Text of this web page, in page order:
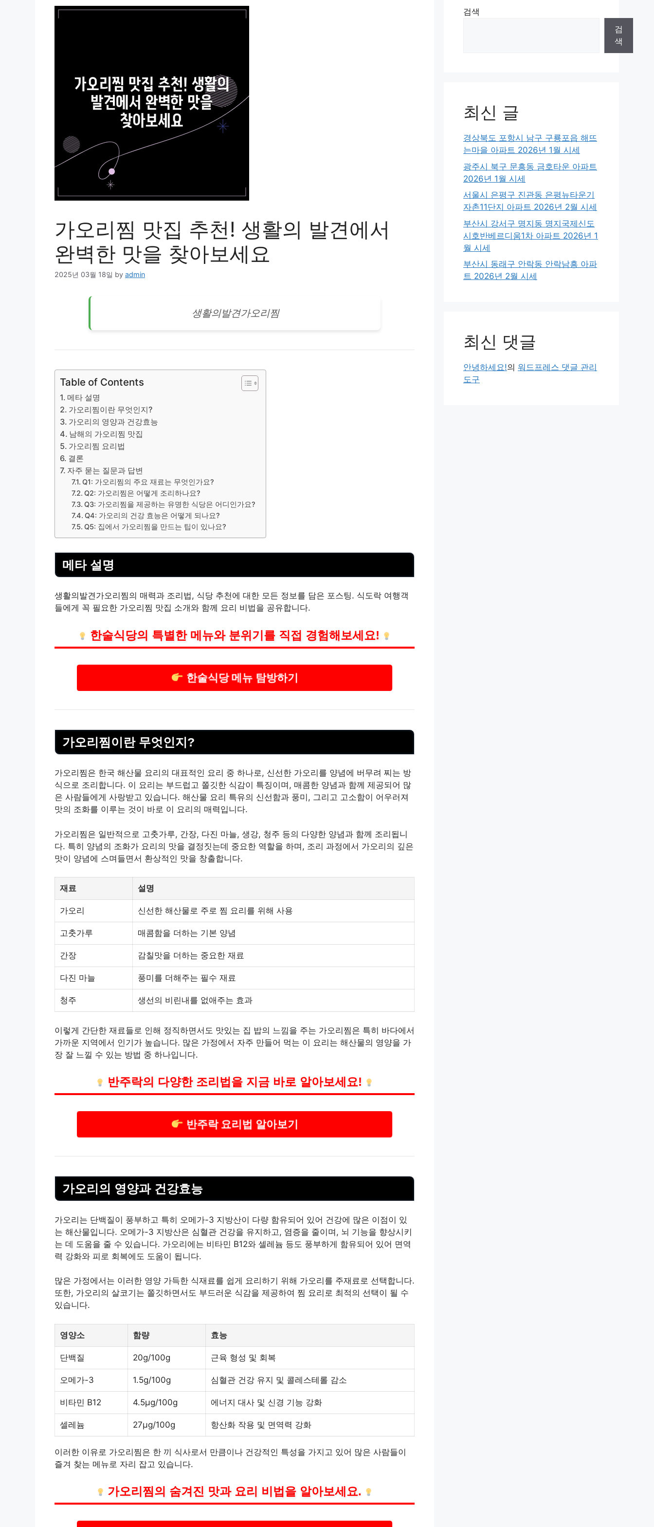
가오리찜 맛집 추천! 생활의 발견에서
완벽한 맛을 찾아보세요
2025년 03월 18일 by admin
생활의발견가오리찜
Table of Contents
메타 설명
가오리찜이란 무엇인지?
가오리의 영양과 건강효능
남해의 가오리찜 맛집
가오리찜 요리법
결론
자주 묻는 질문과 답변
Q1: 가오리찜의 주요 재료는 무엇인가요?
Q2: 가오리찜은 어떻게 조리하나요?
Q3: 가오리찜을 제공하는 유명한 식당은 어디인가요?
Q4: 가오리의 건강 효능은 어떻게 되나요?
Q5: 집에서 가오리찜을 만드는 팁이 있나요?
메타 설명
생활의발견가오리찜의 매력과 조리법, 식당 추천에 대한 모든 정보를 담은 포스팅. 식도락 여행객
들에게 꼭 필요한 가오리찜 맛집 소개와 함께 요리 비법을 공유합니다.
한술식당의 특별한 메뉴와 분위기를 직접 경험해보세요!
한술식당 메뉴 탐방하기
가오리찜이란 무엇인지?
가오리찜은 한국 해산물 요리의 대표적인 요리 중 하나로, 신선한 가오리를 양념에 버무려 찌는 방
식으로 조리합니다. 이 요리는 부드럽고 쫄깃한 식감이 특징이며, 매콤한 양념과 함께 제공되어 많
은 사람들에게 사랑받고 있습니다. 해산물 요리 특유의 신선함과 풍미, 그리고 고소함이 어우러져
맛의 조화를 이루는 것이 바로 이 요리의 매력입니다.
가오리찜은 일반적으로 고춧가루, 간장, 다진 마늘, 생강, 청주 등의 다양한 양념과 함께 조리됩니
다. 특히 양념의 조화가 요리의 맛을 결정짓는데 중요한 역할을 하며, 조리 과정에서 가오리의 깊은
맛이 양념에 스며들면서 환상적인 맛을 창출합니다.
재료 설명
가오리 신선한 해산물로 주로 찜 요리를 위해 사용
고춧가루 매콤함을 더하는 기본 양념
간장 감칠맛을 더하는 중요한 재료
다진 마늘 풍미를 더해주는 필수 재료
청주 생선의 비린내를 없애주는 효과
이렇게 간단한 재료들로 인해 정직하면서도 맛있는 집 밥의 느낌을 주는 가오리찜은 특히 바다에서
가까운 지역에서 인기가 높습니다. 많은 가정에서 자주 만들어 먹는 이 요리는 해산물의 영양을 가
장 잘 느낄 수 있는 방법 중 하나입니다.
반주락의 다양한 조리법을 지금 바로 알아보세요!
반주락 요리법 알아보기
가오리의 영양과 건강효능
가오리는 단백질이 풍부하고 특히 오메가-3 지방산이 다량 함유되어 있어 건강에 많은 이점이 있
는 해산물입니다. 오메가-3 지방산은 심혈관 건강을 유지하고, 염증을 줄이며, 뇌 기능을 향상시키
는 데 도움을 줄 수 있습니다. 가오리에는 비타민 B12와 셀레늄 등도 풍부하게 함유되어 있어 면역
력 강화와 피로 회복에도 도움이 됩니다.
많은 가정에서는 이러한 영양 가득한 식재료를 쉽게 요리하기 위해 가오리를 주재료로 선택합니다.
또한, 가오리의 살코기는 쫄깃하면서도 부드러운 식감을 제공하여 찜 요리로 최적의 선택이 될 수
있습니다.
영양소 함량 효능
단백질 20g/100g 근육 형성 및 회복
오메가-3 1.5g/100g 심혈관 건강 유지 및 콜레스테롤 감소
비타민 B12 4.5µg/100g 에너지 대사 및 신경 기능 강화
셀레늄 27µg/100g 항산화 작용 및 면역력 강화
이러한 이유로 가오리찜은 한 끼 식사로서 만큼이나 건강적인 특성을 가지고 있어 많은 사람들이
즐겨 찾는 메뉴로 자리 잡고 있습니다.
가오리찜의 숨겨진 맛과 요리 비법을 알아보세요.
검색
검
색
최신 글
경상북도 포항시 남구 구룡포읍 해뜨
는마을 아파트 2026년 1월 시세
광주시 북구 문흥동 금호타운 아파트
2026년 1월 시세
서울시 은평구 진관동 은평뉴타운기
자촌11단지 아파트 2026년 2월 시세
부산시 강서구 명지동 명지국제신도
시호반베르디움1차 아파트 2026년 1
월 시세
부산시 동래구 안락동 안락남흥 아파
트 2026년 2월 시세
최신 댓글
안녕하세요!의 워드프레스 댓글 관리
도구